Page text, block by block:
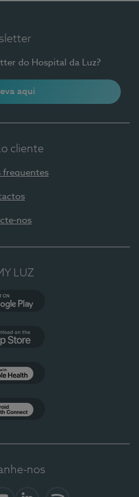
do Hospital da Luz?
aqui
cliente
frequentes
nos
LUZ
nos